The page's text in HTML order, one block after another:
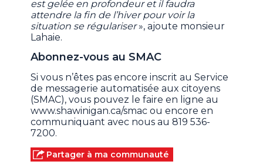
est gelée en profondeur et il faudra
attendre la fin de l’hiver pour voir la
situation se régulariser», ajoute monsieur
Lahaie.
Abonnez-vous au SMAC
Si vous n’êtes pas encore inscrit au Service
de messagerie automatisée aux citoyens
(SMAC), vous pouvez le faire en ligne au
www.shawinigan.ca/smac ou encore en
communiquant avec nous au 819 536-
7200.
Partager à ma communauté